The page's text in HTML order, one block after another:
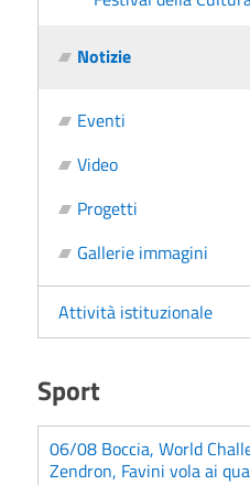
Notizie
Eventi
Video
Progetti
Gallerie immagini
Attività istituzionale
Sport
06/08 Boccia, World
Zendron, Favini vola ai